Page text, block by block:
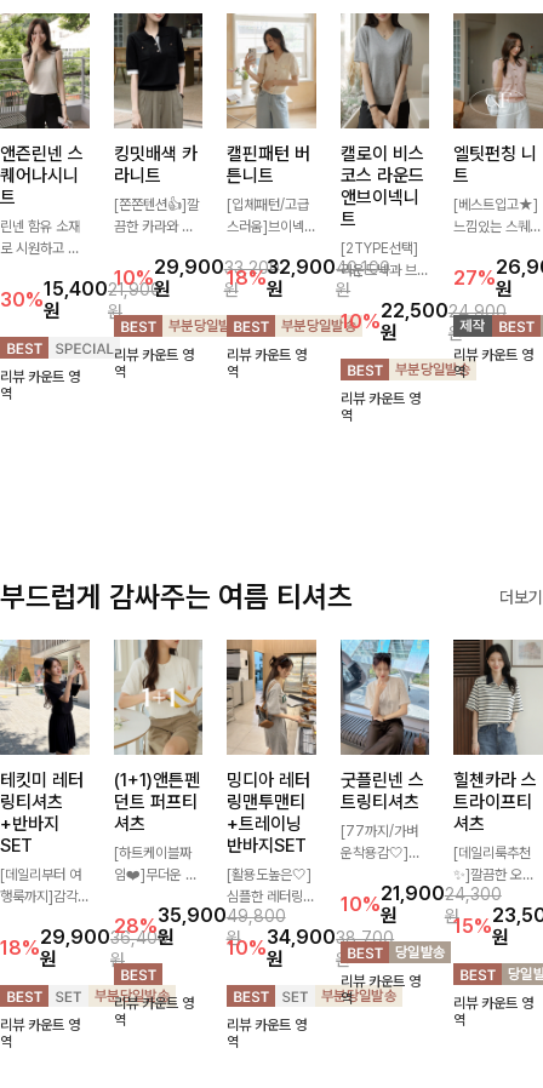
앤즌린넨 스
퀘어나시니
트
린넨 함유 소재
로 시원하고 쾌
좋은 나시 니트
🌿 깔끔한 스퀘
어넥 디자인이
쇄골 라인을 더
욱 여리하고 여
성스럽게 연출해
30%15,400
원
21,900
원
리뷰 카운트 영
역
킹밋배색 카
라니트
[쫀쫀텐션👍]깔
끔한 카라와 반
만나 하나만 입
어도 완성도 높
은 스타일링을
연출해드려요 부
담 없이 즐기기
좋은 데일리 니
10%29,900
원
33,200
원
리뷰 카운트 영
역
캘핀패턴 버
튼니트
[입체패턴/고급
스러움]브이넥
패턴이 어우러져
포인트 있게 즐
기기 좋은 가디
건 🤍 가볍게 걸
쳐주기만 해도
스타일리시한 무
18%32,900
원
40,100
원
리뷰 카운트 영
역
캘로이 비스
코스 라운드
앤브이넥니
트
[2TYPE선택]
라운드넥과 브이
넥 두 가지 디자
인으로 취향에
맞게 선택 가능
한 베이직 니트
🤍 깔끔한 실루
엣과 부드러운
착용감으로 단독
10%22,500
원
24,900
원
리뷰 카운트 영
역
엘팃펀칭 니
트
[베스트입고★]
느낌있는 스퀘어
으로 세련됨이
묻어나는 니트:)
시원쫀쫀함 가
득, 여성스러운
룩을 완성해봐요
♡
27%원
리뷰 카운트 영
역
부드럽게 감싸주는 여름 티셔츠 더보기
테킷미 레터
링티셔츠
+반바지
SET
[데일리부터 여
행룩까지]감각
셔츠와 플레어
핏 반바지가 함
께 구성된 세트
아이템으로, 편
안하면서도 캐주
얼한 꾸안꾸룩을
18%29,900
원
36,400
원
리뷰 카운트 영
역
(1+1)앤튼펜
던트 퍼프티
셔츠
[하트케이블짜
임❤️]무더운 여
낭만같은 티셔츠
소재감에서 주는
포인트와 금장으
로 고급스러움도
놓치지 말아요♥
28%35,900
원
49,800
원
리뷰 카운트 영
역
밍디아 레터
링맨투맨티
+트레이닝
반바지SET
[활용도높은🤍]
심플한 레터링
포인트의 반팔
티셔츠와 여유롭
게 떨어지는 반
바지 조합으로
꾸안꾸 무드 제
대로 살려주는
트레이닝 세트
10%34,900
원
38,700
원
리뷰 카운트 영
역
굿플린넨 스
트링티셔츠
[77까지/가벼
운착용감🤍]린
럴한 플라워 프
린팅이 포인트가
되어 하나만으로
도 감성 있는 스
타일을 완성해드
리는 티셔츠-🌼
10%21,900
원
24,300
원
리뷰 카운트 영
역
힐첸카라 스
트라이프티
셔츠
[데일리룩추천
✨]깔끔한 오픈
카라넥과 조화로
운 배색이 들어
간 스트라이프
패턴으로 단정하
고 캐주얼한 무
드를 선사하는
반팔 티셔츠에
15%원
리뷰 카운트 영
역